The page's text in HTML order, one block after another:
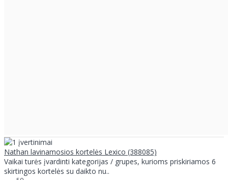
Nathan lavinamosios kortelės Lexico (388085)
Vaikai turės įvardinti kategorijas / grupes, kurioms priskiriamos 6
skirtingos kortelės su daikto nu..